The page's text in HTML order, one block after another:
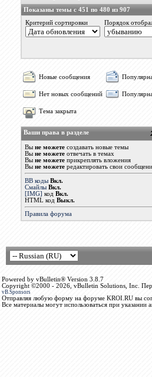
Показаны темы с 451 по 480 из 907
Критерий сортировки
Порядок
Новые сообщения
Нет новых сообщений
Тема закрыта
Ваши права в разделе
Вы не можетесоздавать новые темы
Вы не можетеотвечать в темах
Вы не можетеприкреплять вложения
Вы не можетередактировать свои
BB коды Вкл.
Смайлы Вкл.
[IMG] код Вкл.
HTML код Выкл.
Правила форума
Powered by vBulletin® Version 3.8.7
Copyright ©2000 - 2026, vBulletin Solutions, Inc.
vB.Sponsors
Отправляя любую форму на форуме KROI.RU вы
Все материалы могут использоваться при